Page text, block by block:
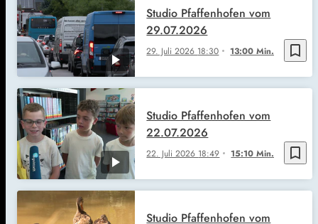
bookmark_border
29. Juli 2026 18:30 13:00 Min.
Studio Pfaffenhofen vom
29.07.2026
bookmark_border
22. Juli 2026 18:49 15:10 Min.
Studio Pfaffenhofen vom
22.07.2026
Studio Pfaffenhofen vom